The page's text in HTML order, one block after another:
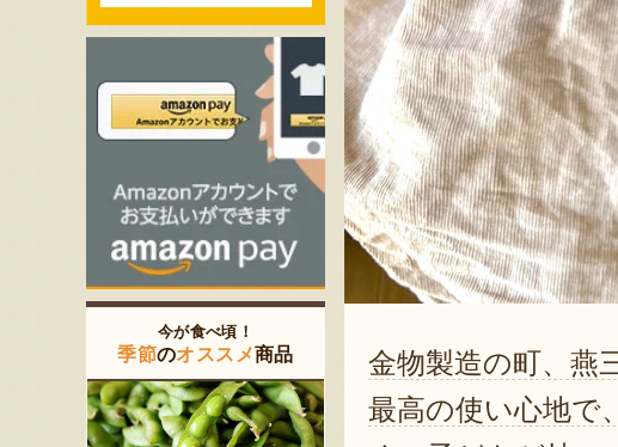
金物製造の町、燕
最高の使い心地で
今が食べ頃！
季節のオススメ商品